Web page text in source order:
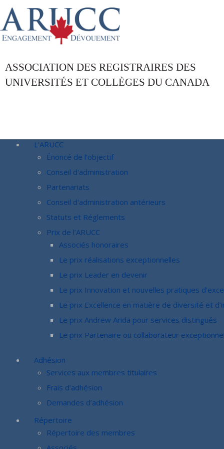
ASSOCIATION DES REGISTRAIRES DES
UNIVERSITÉS ET COLLÈGES DU CANADA
L’ARUCC
Énoncé de l’objectif
Conseil d'administration
Partenariats
Conseil d'administration antérieurs
Statuts et Réglements
Prix de l’ARUCC
Associés honoraires
Le prix réalisations exceptionnelles
Le prix Leader en devenir
Le prix Innovation et nouvelles pratiques
Le prix Excellence en matière de diversité et
Le prix Andrew Arida pour services distingués
Le prix Partenaire ou collaborateur exceptionnel
Adhésion
Services aux membres titulaires
Frais d’adhésion
Demandes d’adhésion
Répertoire
Répertoire des membres